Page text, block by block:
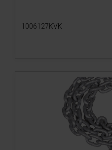
1006127KVK